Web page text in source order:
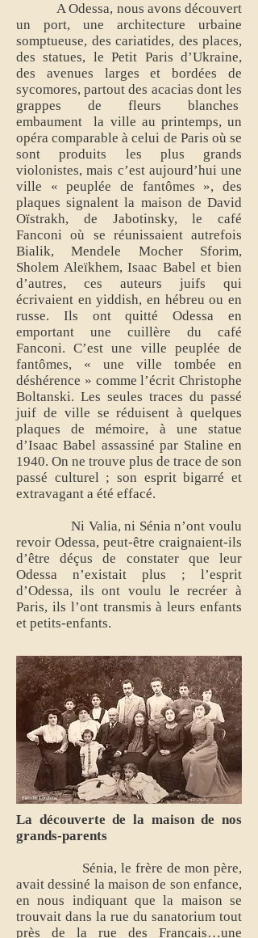
A Odessa, nous avons découvert
un port, une architecture urbaine
somptueuse, des cariatides, des places,
des statues, le Petit Paris d’Ukraine,
des avenues larges et bordées de
sycomores, partout des acacias dont les
grappes de fleurs blanches
embaument la ville au printemps, un
opéra comparable à celui de Paris où se
sont produits les plus grands
violonistes, mais c’est aujourd’hui une
ville « peuplée de fantômes », des
plaques signalent la maison de David
Oïstrakh, de Jabotinsky, le café
Fanconi où se réunissaient autrefois
Bialik, Mendele Mocher Sforim,
Sholem Aleïkhem, Isaac Babel et bien
d’autres, ces auteurs juifs qui
écrivaient en yiddish, en hébreu ou en
russe. Ils ont quitté Odessa en
emportant une cuillère du café
Fanconi. C’est une ville peuplée de
fantômes, « une ville tombée en
déshérence » comme l’écrit Christophe
Boltanski. Les seules traces du passé
juif de ville se réduisent à quelques
plaques de mémoire, à une statue
d’Isaac Babel assassiné par Staline en
1940. On ne trouve plus de trace de son
passé culturel ; son esprit bigarré et
extravagant a été effacé.
Ni Valia, ni Sénia n’ont voulu
revoir Odessa, peut-être craignaient-ils
d’être déçus de constater que leur
Odessa n’existait plus ; l’esprit
d’Odessa, ils ont voulu le recréer à
Paris, ils l’ont transmis à leurs enfants
et petits-enfants.
La découverte de la maison de nos
grands-parents
Sénia, le frère de mon père,
avait dessiné la maison de son enfance,
en nous indiquant que la maison se
trouvait dans la rue du sanatorium tout
près de la rue des Français…une